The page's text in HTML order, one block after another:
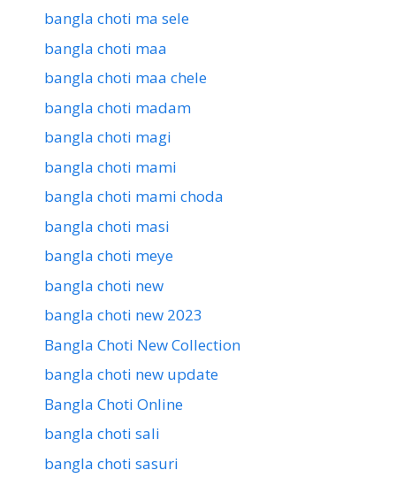
bangla choti ma sele
bangla choti maa
bangla choti maa chele
bangla choti madam
bangla choti magi
bangla choti mami
bangla choti mami choda
bangla choti masi
bangla choti meye
bangla choti new
bangla choti new 2023
Bangla Choti New Collection
bangla choti new update
Bangla Choti Online
bangla choti sali
bangla choti sasuri